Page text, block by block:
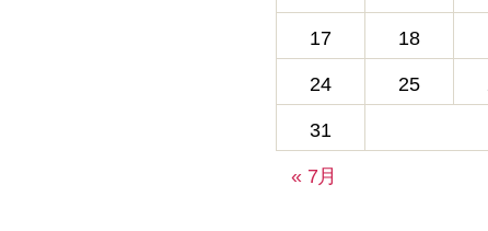
17 18
24 25
31
« 7月